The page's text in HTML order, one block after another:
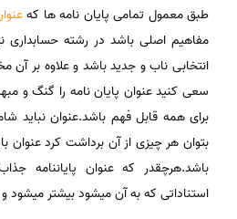
طبق معمول تمامی پایان نامه ها که
مفاهیم اصلی باشد در رشته حسابداری
انتخابی ناب و جدید باشد و علاوه بر آن
سعی کنید عنوان پایان نامه را گنگ و
برای همه قابل فهم باشد.عنوان
بتوان هر چیزی از آن برداشت کرد عنوان
باشد.هرچقدر که عنوان پایاننامه
استناداتی که به آن میشود بیشتر میشود و